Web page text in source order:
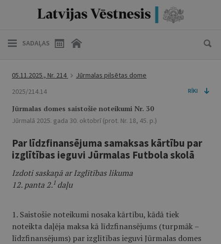
SADAĻAS
05.11.2025., Nr. 214
Jūrmalas pilsētas dome
2025/214.14
RĪKI
Jūrmalas domes saistošie noteikumi Nr. 30
Jūrmalā 2025. gada 30. oktobrī (prot. Nr. 18, 45. p.)
Par līdzfinansējuma samaksas kārtību par
izglītības ieguvi Jūrmalas Futbola skolā
Izdoti saskaņā ar Izglītības likuma
12. panta 2. 1 daļu
1. Saistošie noteikumi nosaka kārtību, kādā tiek
noteikta daļēja maksa kā līdzfinansējums (turpmāk –
līdzfinansējums) par izglītības ieguvi Jūrmalas domes